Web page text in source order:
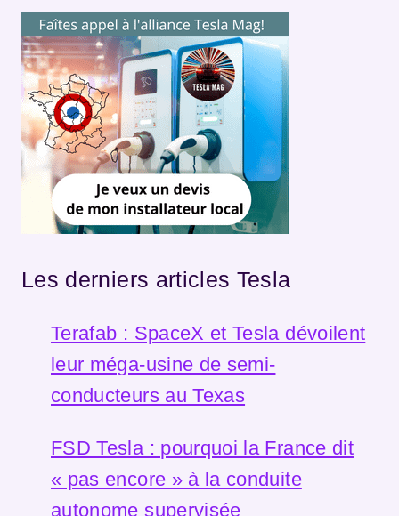
Les derniers articles Tesla
Terafab : SpaceX et Tesla dévoilent
leur méga-usine de semi-
conducteurs au Texas
FSD Tesla : pourquoi la France dit
« pas encore » à la conduite
autonome supervisée